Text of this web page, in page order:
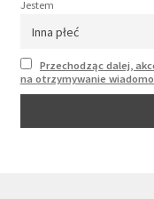
Jestem
Przechodząc dalej,
na otrzymywanie